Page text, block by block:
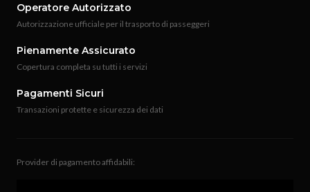
Operatore Autorizzato
Autorizzazione ufficiale per il trasporto di passeggeri
Pienamente Assicurato
Copertura completa su tutti i servizi
Pagamenti Sicuri
Transazioni protette e sicurezza dei dati
Provider di pagamento affidabili: